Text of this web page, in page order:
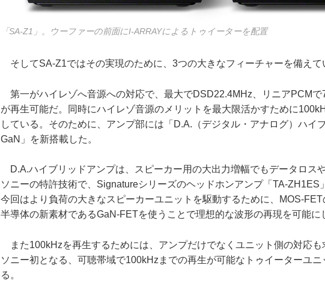
「SA-Z1」。ウーファーの前面にI-ARRAYによるトゥイーターを配置
そしてSA-Z1ではその実現のために、3つの大きなフィーチャーを備えて
第一がハイレゾへ音源への対応で、最大でDSD22.4MHz、リニアPCMで
が再生可能だ。同時にハイレゾ音源のメリットを最大限活かすために
している。そのために、アンプ部には「D.A.（デジタル・アナログ）ハイ
GaN」を新搭載した。
D.A.ハイブリッドアンプは、スピーカー用の大出力増幅でもデータロス
ソニーの特許技術で、Signatureシリーズのヘッドホンアンプ「TA-ZH1ES
今回はより負荷の大きなスピーカーユニットを駆動するために、MOS-
半導体の新素材であるGaN-FETを使うことで理想的な波形の再現を可能に
また100kHzを再生するためには、アンプだけでなくユニット側の対応も
ソニー初となる、可聴帯域で100kHzまでの再生が可能なトゥイーターユ
る。